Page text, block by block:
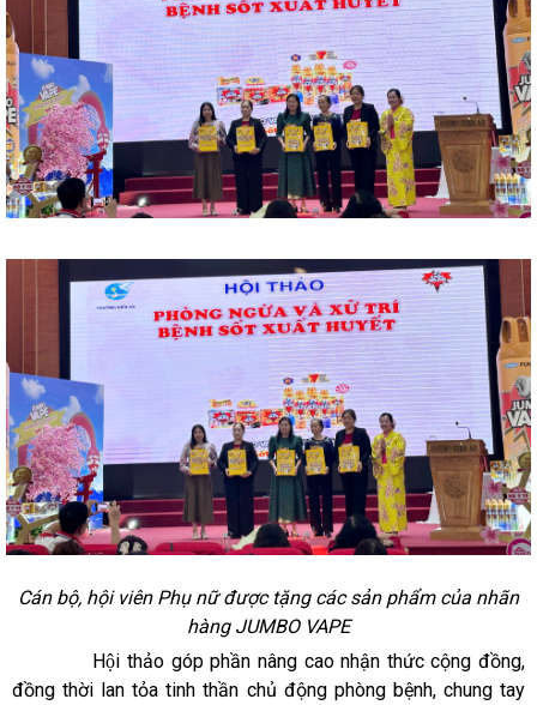
Cán bộ, hội viên Phụ nữ được tặng các sản phẩm của nhãn
hàng JUMBO VAPE
Hội thảo góp phần nâng cao nhận thức cộng đồng,
đồng thời lan tỏa tinh thần chủ động phòng bệnh, chung tay